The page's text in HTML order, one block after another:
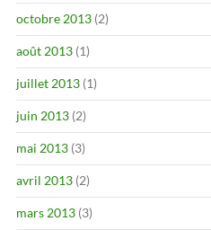
octobre 2013 (2)
août 2013 (1)
juillet 2013 (1)
juin 2013 (2)
mai 2013 (3)
avril 2013 (2)
mars 2013 (3)